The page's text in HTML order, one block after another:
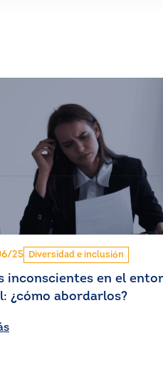
25 Diversidad e inclusión
inconscientes en el
¿cómo abordarlos?